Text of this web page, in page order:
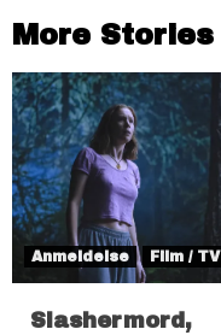
More Stories
Anmeldelse Film / TV
Slashermord,